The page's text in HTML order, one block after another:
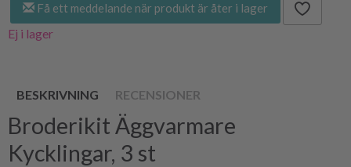
Få ett meddelande när produkt är åter i lager
Ej i lager
BESKRIVNING RECENSIONER
Broderikit Äggvarmare
Kycklingar, 3 st